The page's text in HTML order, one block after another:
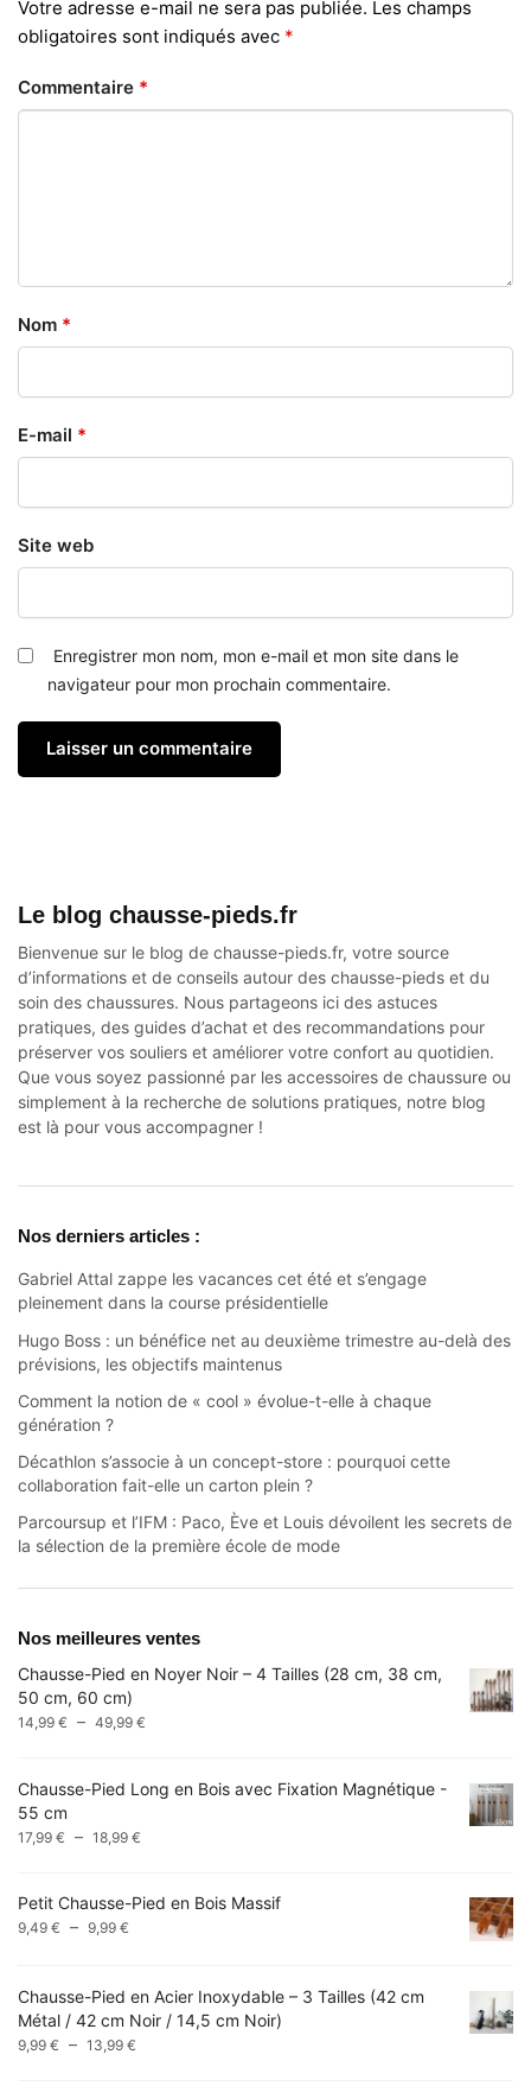
Votre adresse e-mail ne sera pas publiée. Les champs
obligatoires sont indiqués avec *
Commentaire *
Nom *
E-mail *
Site web
Enregistrer mon nom, mon e-mail et mon site dans le
navigateur pour mon prochain commentaire.
Le blog chausse-pieds.fr
Bienvenue sur le blog de chausse-pieds.fr, votre source
d’informations et de conseils autour des chausse-pieds et du
soin des chaussures. Nous partageons ici des astuces
pratiques, des guides d’achat et des recommandations pour
préserver vos souliers et améliorer votre confort au quotidien.
Que vous soyez passionné par les accessoires de chaussure ou
simplement à la recherche de solutions pratiques, notre blog
est là pour vous accompagner !
Nos derniers articles :
Gabriel Attal zappe les vacances cet été et s’engage
pleinement dans la course présidentielle
Hugo Boss : un bénéfice net au deuxième trimestre au-delà des
prévisions, les objectifs maintenus
Comment la notion de « cool » évolue-t-elle à chaque
génération ?
Décathlon s’associe à un concept-store : pourquoi cette
collaboration fait-elle un carton plein ?
Parcoursup et l’IFM : Paco, Ève et Louis dévoilent les secrets de
la sélection de la première école de mode
Nos meilleures ventes
Chausse-Pied en Noyer Noir – 4 Tailles (28 cm, 38 cm,
50 cm, 60 cm)
14,99 € – 49,99 €
14,99 €
Chausse-Pied Long en Bois avec Fixation Magnétique -
55 cm
17,99 € – 18,99 €
17,99 €
Petit Chausse-Pied en Bois Massif
9,49 € – 9,99 €
9,49 €
à
9,99 €
Chausse-Pied en Acier Inoxydable – 3 Tailles (42 cm
Métal / 42 cm Noir / 14,5 cm Noir)
9,99 € – 13,99 €